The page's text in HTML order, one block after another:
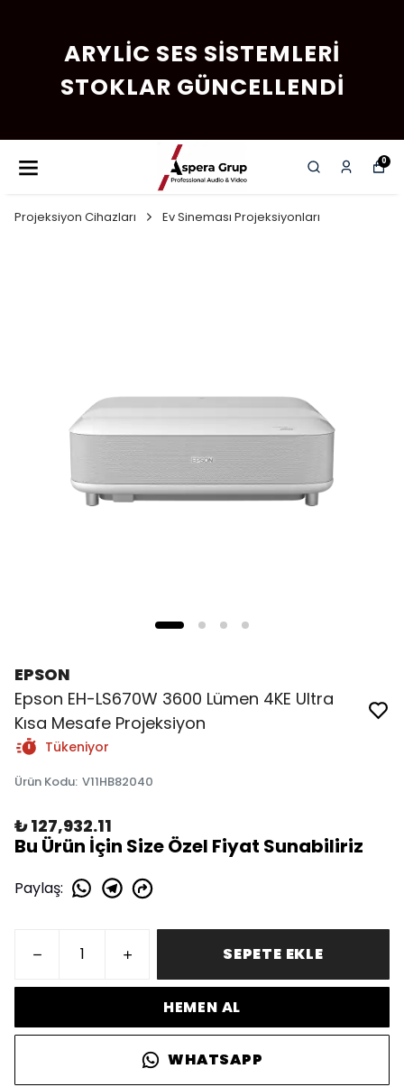
ARYLIC SES SISTEMLERI
STOKLAR GÜNCELLENDI
0
Projeksiyon Cihazları Ev Sineması Projeksiyonları
EPSON
Epson EH-LS670W 3600 Lümen 4KE Ultra
Kısa Mesafe Projeksiyon
Tükeniyor
Ürün Kodu: V11HB82040
₺ 127,932.11
Bu Ürün İçin Size Özel Fiyat Sunabiliriz
Paylaş:
SEPETE EKLE
HEMEN AL
WHATSAPP